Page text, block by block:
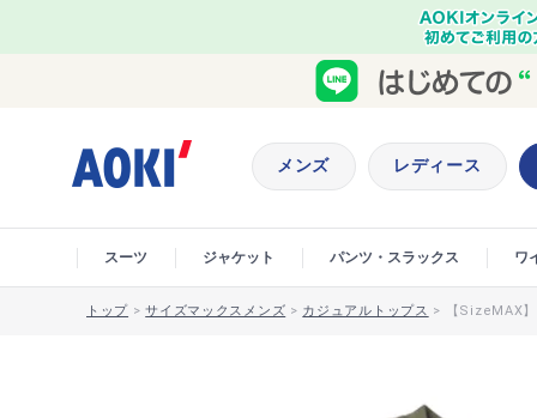
メンズ レディース
スーツ ジャケット パンツ・スラックス ワ
トップ >サイズマックスメンズ > カジュアルトップス > 【SizeMAX